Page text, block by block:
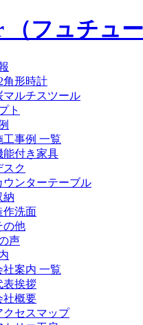
角形時計
マルチスツール
ト
工事例 一覧
能付き家具
スク
ウンターテーブル
納
作洗面
の他
声
社案内 一覧
表挨拶
社概要
クセスマップ